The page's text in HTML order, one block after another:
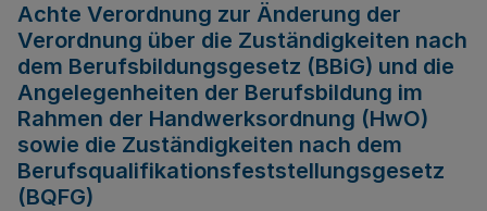
Achte Verordnung zur Änderung der
Verordnung über die Zuständigkeiten nach
dem Berufsbildungsgesetz (BBiG) und die
Angelegenheiten der Berufsbildung im
Rahmen der Handwerksordnung (HwO)
sowie die Zuständigkeiten nach dem
Berufsqualifikationsfeststellungsgesetz
(BQFG)